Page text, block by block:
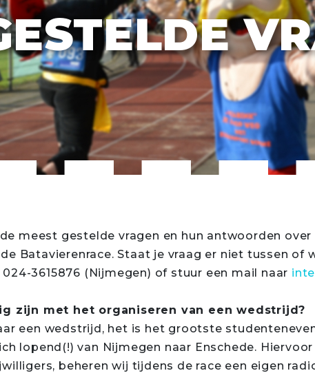
meest gestelde vragen en hun antwoorden over
Batavierenrace. Staat je vraag er niet tussen of
3615876 (Nijmegen) of stuur een mail naar
zijn met het organiseren van een wedstrijd?
een wedstrijd, het is het grootste
lopend(!) van Nijmegen naar Enschede.
beheren wij tijdens de race een eigen